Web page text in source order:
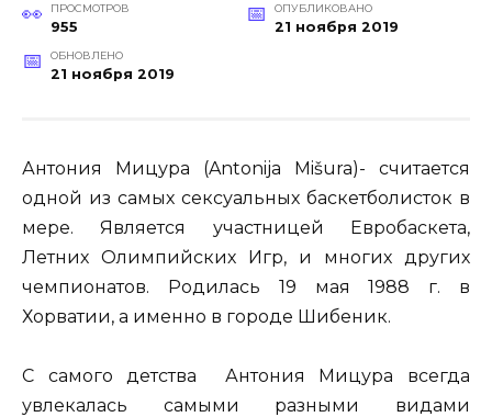
ПРОСМОТРОВ
955
ОПУБЛИКОВАНО
21 ноября 2019
ОБНОВЛЕНО
21 ноября 2019
Антония Мицура (Antonija Mišura)- считается
одной из самых сексуальных баскетболисток в
мере. Является участницей Евробаскета,
Летних Олимпийских Игр, и многих других
чемпионатов. Родилась 19 мая 1988 г. в
Хорватии, а именно в городе Шибеник.
С самого детства Антония Мицура всегда
увлекалась самыми разными видами